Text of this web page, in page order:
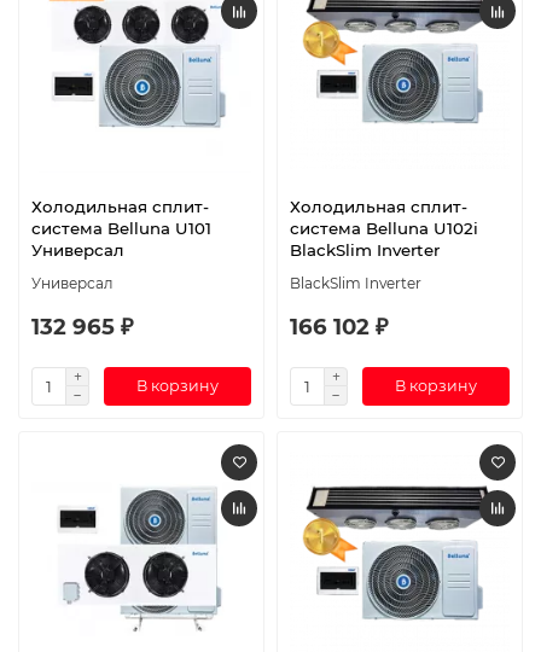
Холодильная сплит-
система Belluna U101
Универсал
Универсал
132 965 ₽
В корзину
Холодильная сплит-
система Belluna U102i
BlackSlim Inverter
BlackSlim Inverter
166 102 ₽
В корзину